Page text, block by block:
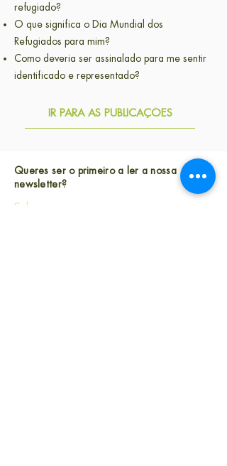
refugiado?
O que significa o Dia Mundial dos
Refugiados para mim?
Como deveria ser assinalado para me sentir
identificado e representado?
IR PARA AS PUBLICAÇÕES
Queres ser o primeiro a ler a nossa
newsletter?
Subscreve